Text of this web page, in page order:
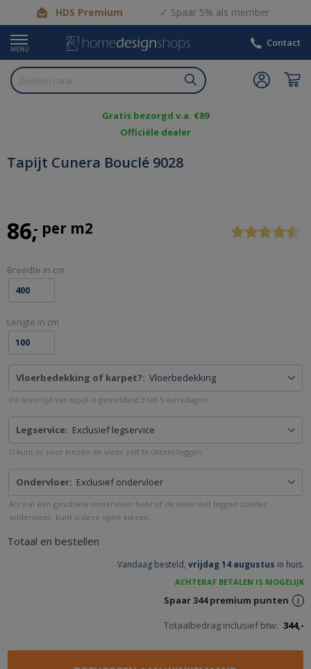
HDS Premium Spaar 5% als member
MENU
Contact
Gratis bezorgd v.a. €89
Officiële dealer
Tapijt Cunera Bouclé 9028
KRIJTVERF
KALKVERF
-
GREENE.NL
Previous
Stop
86- per m2
Breedte in cm
Lengte in cm
Vloerbedekking of karpet?: Vloerbedekking
De levertijd van tapijt is gemiddeld 3 tot 5 werkdagen
Legservice: Exclusief legservice
U kunt er voor kiezen de vloer zelf te (laten) leggen.
Ondervloer: Exclusief ondervloer
Als u al een geschikte ondervloer hebt of de vloer wilt leggen zonder
ondervloer, kunt u deze optie kiezen.
Totaal en bestellen
Vandaag besteld, vrijdag 14 augustus in huis.
ACHTERAF BETALEN IS MOGELIJK
Spaar344premium punten i
Totaalbedrag inclusief btw: 344,-